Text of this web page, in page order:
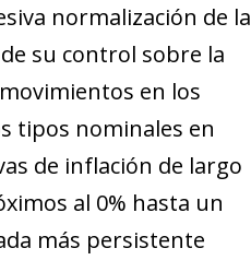
normalización de la
su control sobre la
en los
tipos nominales en
de inflación de largo
al 0% hasta un
más persistente